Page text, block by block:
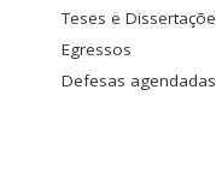
Teses e
Egressos
Defesas agendadas